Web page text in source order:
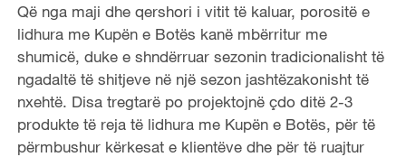
Që nga maji dhe qershori i vitit të kaluar, porositë e
lidhura me Kupën e Botës kanë mbërritur me
shumicë, duke e shndërruar sezonin tradicionalisht të
ngadaltë të shitjeve në një sezon jashtëzakonisht të
nxehtë. Disa tregtarë po projektojnë çdo ditë 2-3
produkte të reja të lidhura me Kupën e Botës, për të
përmbushur kërkesat e klientëve dhe për të ruajtur